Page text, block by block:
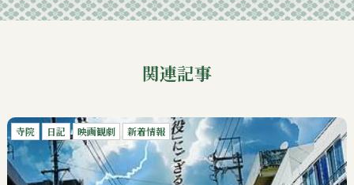
関連記事
寺院 日記 映画観劇 新着情報